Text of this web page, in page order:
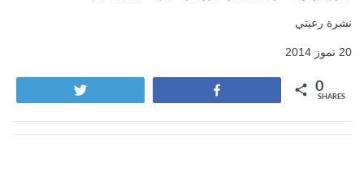
نشرة رعيتي
20 تموز 2014
0
SHARES